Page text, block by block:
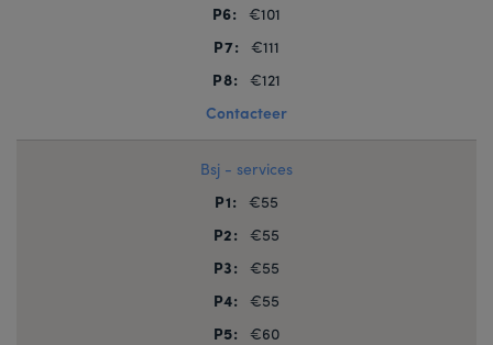
P6: €101
P7: €111
P8: €121
Contacteer
Bsj - services
P1: €55
P2:
€55
P3:
€55
P4:
€55
P5:
€60